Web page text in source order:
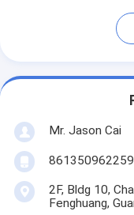
Mr. Jason Cai
2F, Bldg 10,
Fenghuang,